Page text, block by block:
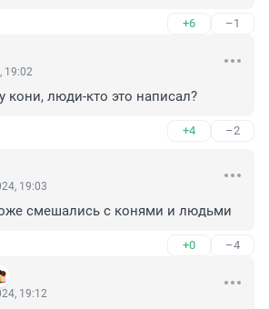
+6 –1
19:02
кони, люди-кто это написал?
+4 –2
19:03
смешались с конями и людьми
+0 –4
19:12